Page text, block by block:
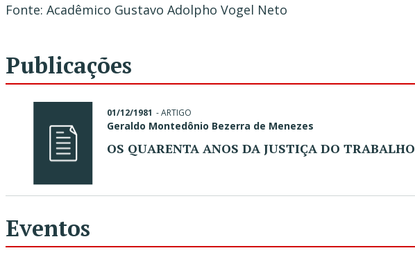
Fonte: Acadêmico Gustavo Adolpho Vogel Neto
Publicações
01/12/1981 -ARTIGO
Geraldo Montedônio Bezerra de Menezes
OS QUARENTA ANOS DA JUSTIÇA DO TRABALHO
Eventos